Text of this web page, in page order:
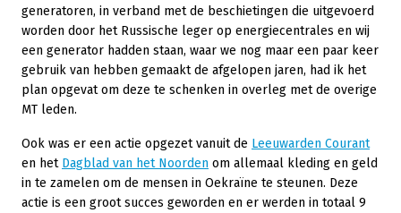
generatoren, in verband met de beschietingen die uitgevoerd
worden door het Russische leger op energiecentrales en wij
een generator hadden staan, waar we nog maar een paar keer
gebruik van hebben gemaakt de afgelopen jaren, had ik het
plan opgevat om deze te schenken in overleg met de overige
MT leden.
Ook was er een actie opgezet vanuit de Leeuwarden Courant
en het Dagblad van het Noorden om allemaal kleding en geld
in te zamelen om de mensen in Oekraïne te steunen. Deze
actie is een groot succes geworden en er werden in totaal 9